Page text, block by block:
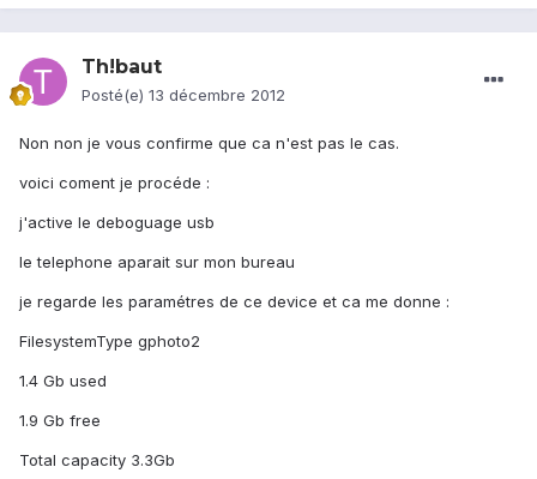
Th!baut
Posté(e) 13 décembre 2012
Non non je vous confirme que ca n'est pas le cas.
voici coment je procéde :
j'active le deboguage usb
le telephone aparait sur mon bureau
je regarde les paramétres de ce device et ca me donne :
FilesystemType gphoto2
1.4 Gb used
1.9 Gb free
Total capacity 3.3Gb